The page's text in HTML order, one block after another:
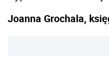
Joanna Grochala,